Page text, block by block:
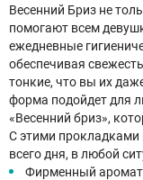
Весенний Бриз не
помогают всем
ежедневные
обеспечивая
тонкие, что вы их
форма подойдет для
«Весенний бриз»,
С этими прокладками
всего дня, в любой
Фирменный аромат